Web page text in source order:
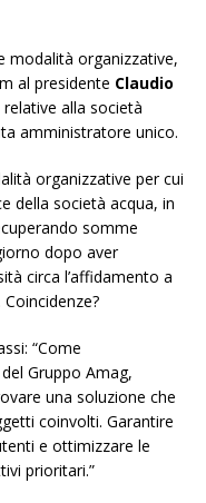
modalità organizzative,
al presidente Claudio
alla società
amministratore unico.
organizzative per cui
della società acqua, in
somme
dopo aver
circa l’affidamento a
“Come
Gruppo Amag,
una soluzione che
coinvolti. Garantire
e ottimizzare le
prioritari.”